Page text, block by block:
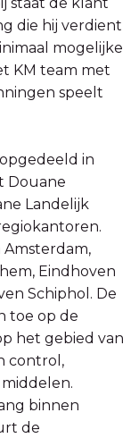
die hij verdient
mogelijke
KM team met
speelt
in
Douane
Landelijk
Eindhoven
Schiphol. De
toe op de
het gebied van
control,
binnen
de